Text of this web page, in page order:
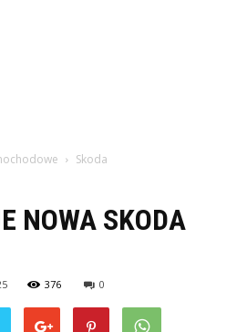
Skoda
NOWA SKODA
376 0